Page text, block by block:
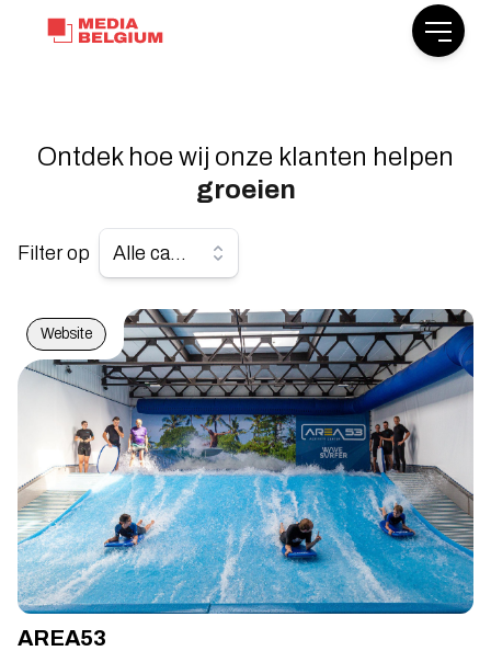
Open
Ontdek hoe wij onze klanten helpen
groeien
Filter op Alle cases
Website
AREA53